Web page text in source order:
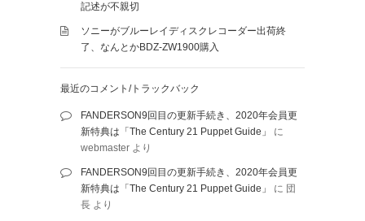
記述が不親切
ソニーがブルーレイディスクレコーダー出荷終
了、なんとかBDZ-ZW1900購入
最近のコメント/トラックバック
FANDERSON9回目の更新手続き、2020年会員更
新特典は「The Century 21 Puppet Guide」
に
webmaster より
FANDERSON9回目の更新手続き、2020年会員更
新特典は「The Century 21 Puppet Guide」
に 団
長 より